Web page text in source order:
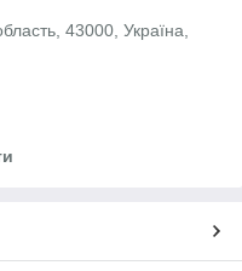
43000, Україна,